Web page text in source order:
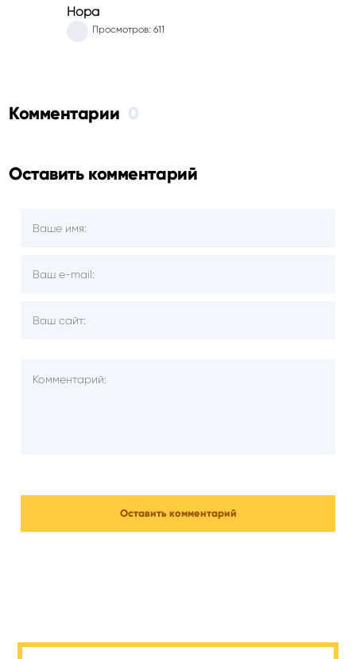
Нора
Просмотров: 611
Комментарии 0
Оставить комментарий